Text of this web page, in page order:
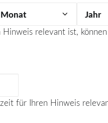
relevant ist,
für Ihren Hinweis